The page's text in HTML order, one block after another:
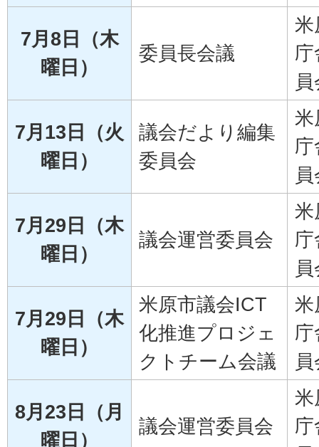
7月8日（木
曜日）
委員長会議
米
庁
7月13日（火
曜日）
議会だより編集
委員会
米
庁
7月29日（木
曜日）
議会運営委員会
米
庁
7月29日（木
曜日）
米原市議会ICT
化推進プロジェ
クトチーム会議
米
庁
8月23日（月
曜日）
議会運営委員会
米
庁